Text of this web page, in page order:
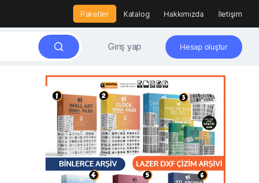
Paketler Katalog Hakkımızda İletişim
Giriş yap Hesap oluştur